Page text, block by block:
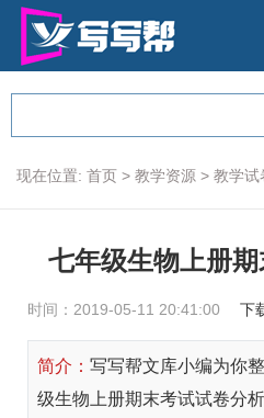
现在位置: 首页 > 教学资源 > 教学试
七年级生物上册
时间：2019-05-11 20:41:00 下
简介： 写写帮文库小编为你
级生物上册期末考试试卷分